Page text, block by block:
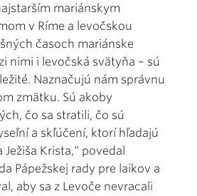
mariánskym
v Ríme a levočskou
časoch mariánske
nimi i levočská svätyňa – sú
Naznačujú nám správnu
zmätku. Sú akoby
čo sa stratili, čo sú
a skľúčení, ktorí hľadajú
Ježiša Krista,“ povedal
Pápežskej rady pre laikov a
aby sa z Levoče nevracali